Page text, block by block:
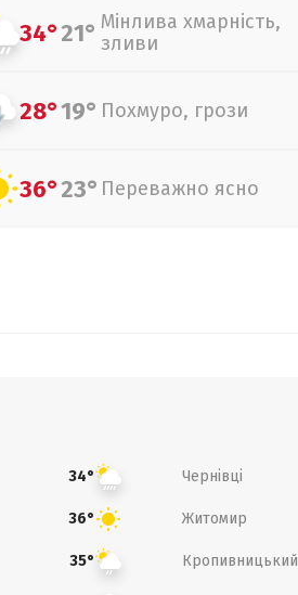
34°21° Мінлива хмарність,
зливи
28°19° Похмуро, грози
36°23° Переважно ясно
34° Чернівці
36° Житомир
35° Кропивницький